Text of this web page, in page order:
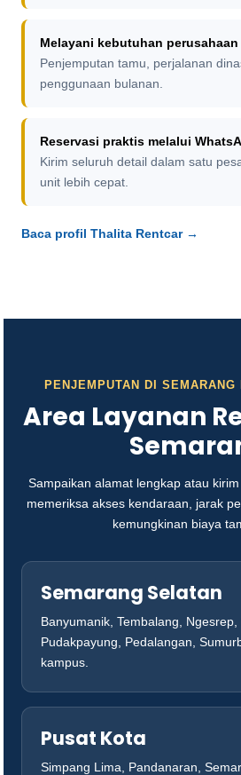
Melayani kebutuhan perusahaan
Penjemputan tamu, perjalanan
penggunaan bulanan.
Reservasi praktis melalui
Kirim seluruh detail dalam satu
unit lebih cepat.
Baca profil Thalita Rentcar →
PENJEMPUTAN DI SEMARANG
Area Layanan
Sampaikan alamat lengkap atau
memeriksa akses kendaraan, jarak
kemungkinan biaya
Semarang Selatan
Banyumanik, Tembalang, Ngesrep,
Pudakpayung, Pedalangan,
kampus.
Pusat Kota
Simpang Lima, Pandanaran,